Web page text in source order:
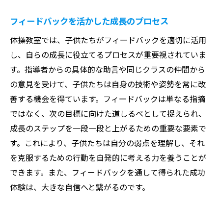
フィードバックを活かした成長のプロセス
体操教室では、子供たちがフィードバックを適切に活用
し、自らの成長に役立てるプロセスが重要視されていま
す。指導者からの具体的な助言や同じクラスの仲間から
の意見を受けて、子供たちは自身の技術や姿勢を常に改
善する機会を得ています。フィードバックは単なる指摘
ではなく、次の目標に向けた道しるべとして捉えられ、
成長のステップを一段一段と上がるための重要な要素で
す。これにより、子供たちは自分の弱点を理解し、それ
を克服するための行動を自発的に考える力を養うことが
できます。また、フィードバックを通して得られた成功
体験は、大きな自信へと繋がるのです。